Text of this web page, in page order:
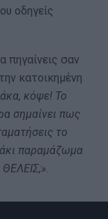
οδηγείς
πηγαίνεις σαν
κατοικημένη
κόψε! Το
σημαίνει πως
το
παραμάζωμα
ΘΕΛΕΙΣ;»